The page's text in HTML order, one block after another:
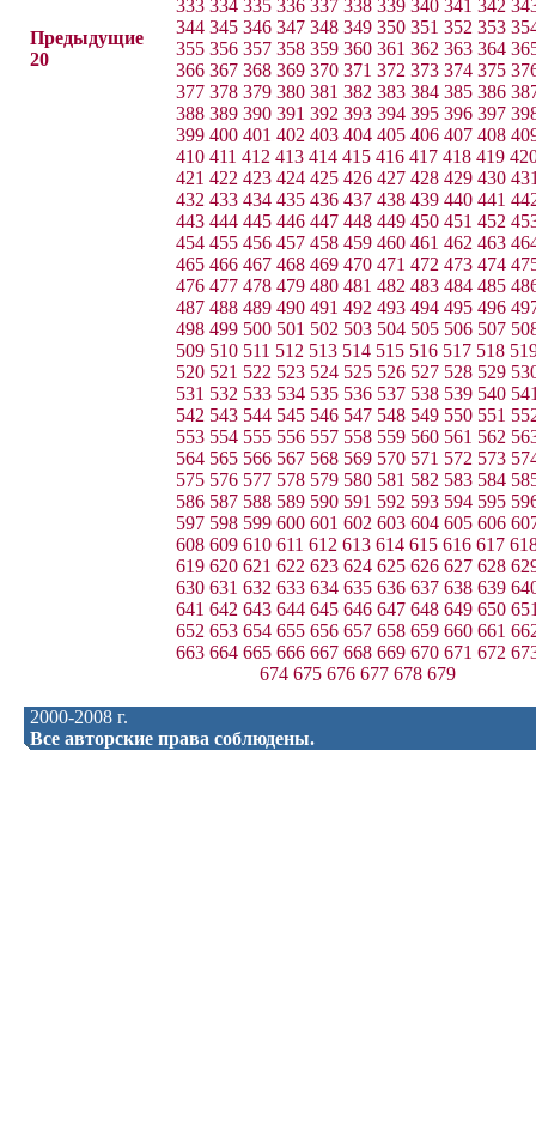
Предыдущие
20
333 334 335 336 337 338 339 340 341 342
344 345 346 347 348 349 350 351 352 353
355 356 357 358 359 360 361 362 363 364
366 367 368 369 370 371 372 373 374 375
377 378 379 380 381 382 383 384 385 386
388 389 390 391 392 393 394 395 396 397
399 400 401 402 403 404 405 406 407 408
410 411 412 413 414 415 416 417 418 419
421 422 423 424 425 426 427 428 429 430
432 433 434 435 436 437 438 439 440 441
443 444 445 446 447 448 449 450 451 452
454 455 456 457 458 459 460 461 462 463
465 466 467 468 469 470 471 472 473 474
476 477 478 479 480 481 482 483 484 485
487 488 489 490 491 492 493 494 495 496
498 499 500 501 502 503 504 505 506 507
509 510 511 512 513 514 515 516 517 518
520 521 522 523 524 525 526 527 528 529
531 532 533 534 535 536 537 538 539 540
542 543 544 545 546 547 548 549 550 551
553 554 555 556 557 558 559 560 561 562
564 565 566 567 568 569 570 571 572 573
575 576 577 578 579 580 581 582 583 584
586 587 588 589 590 591 592 593 594 595
597 598 599 600 601 602 603 604 605 606
608 609 610 611 612 613 614 615 616 617
619 620 621 622 623 624 625 626 627 628
630 631 632 633 634 635 636 637 638 639
641 642 643 644 645 646 647 648 649 650
652 653 654 655 656 657 658 659 660 661
663 664 665 666 667 668 669 670 671 672
674 675 676 677 678 679
2000-2008 г.
Все авторские права соблюдены.